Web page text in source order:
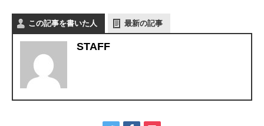
この記事を書いた人 最新の記事
STAFF